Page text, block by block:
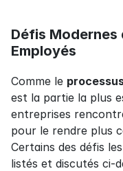
Défis
Employés
Comme le
est la partie la plus
entreprises
pour le rendre plus
Certains des défis
listés et discutés ci-